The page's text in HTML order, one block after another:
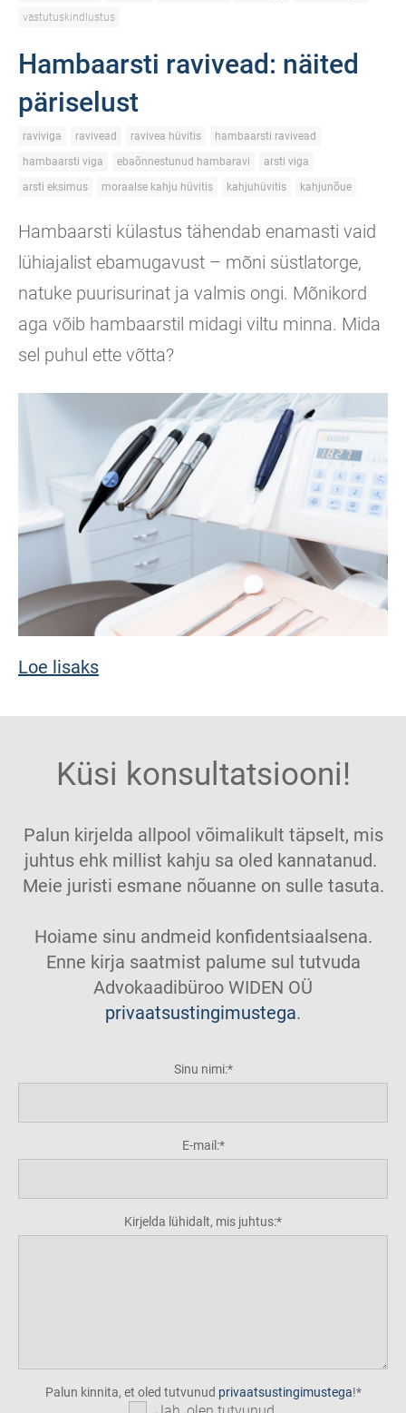
vastutuskindlustus
Hambaarsti ravivead: näited
päriselust
raviviga ravivead ravivea hüvitis
hambaarsti ravivead
hambaarsti viga
ebaõnnestunud hambaravi
arsti viga
arsti eksimus
moraalse kahju hüvitis kahjuhüvitis kahjunõue
Hambaarsti külastus tähendab enamasti vaid
lühiajalist ebamugavust – mõni süstlatorge,
natuke puurisurinat ja valmis ongi. Mõnikord
aga võib hambaarstil midagi viltu minna. Mida
sel puhul ette võtta?
Loe lisaks
Küsi konsultatsiooni!
Palun kirjelda allpool võimalikult täpselt, mis
juhtus ehk millist kahju sa oled kannatanud.
Meie juristi esmane nõuanne on sulle tasuta.
Hoiame sinu andmeid konfidentsiaalsena.
Enne kirja saatmist palume sul tutvuda
Advokaadibüroo WIDEN OÜ
privaatsustingimustega.
Sinu nimi:
E-mail:
Kirjelda lühidalt, mis juhtus:
Palun kinnita, et oled tutvunud privaatsustingimustega!